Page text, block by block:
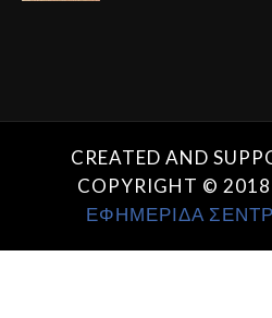
CREATED AND
COPYRIGHT © 2018
ΕΦΗΜΕΡΙΔΑ